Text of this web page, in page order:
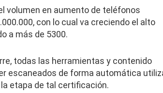
volumen en aumento de teléfonos
con lo cual va creciendo el alto
a más de 5300.
todas las herramientas y contenido
escaneados de forma automática
etapa de tal certificación.